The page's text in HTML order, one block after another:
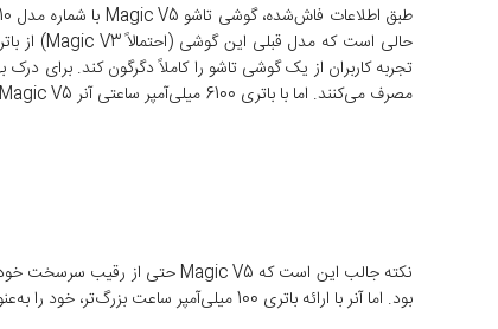
تجربه کاربران از یک گوشی تاشو را کاملاً دگرگون کند.برای درک
مصرف می‌کنند. اما با باتری 6100 میلی‌آمپر ساعتی آنر Magic V5، کاربر می‌تواند مدت‌زمان بیشتری بدون نیاز به شارژ مجدد از گوشی استفاده کند.
بود. اما آنر با ارائه باتری 100 میلی‌آمپر ساعت بزرگ‌تر، خود را به‌عنوان پرچم‌دار جدید گوشی‌های تاشو در زمینه باتری معرفی می‌کند.